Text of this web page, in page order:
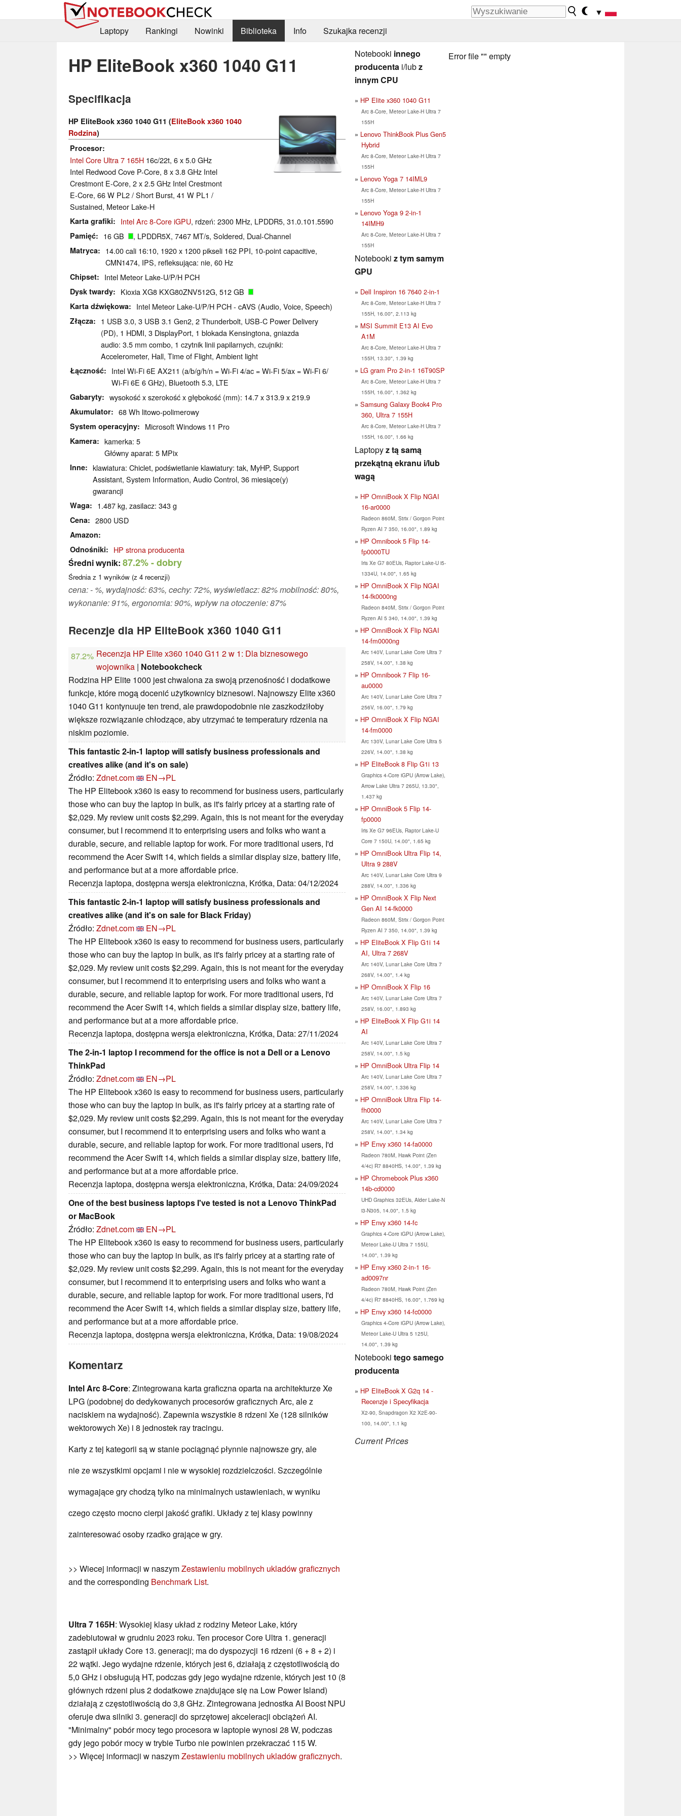
▼
Laptopy
Rankingi Nowinki Biblioteka Info Szukajka recenzji
HP EliteBook x360 1040 G11
Specifikacja
HP EliteBook x360 1040 G11 (EliteBook x360 1040
Rodzina)
Procesor
Intel Core Ultra 7 165H 16c/22t, 6 x 5.0 GHz
Intel Redwood Cove P-Core, 8 x 3.8 GHz Intel
Crestmont E-Core, 2 x 2.5 GHz Intel Crestmont
E-Core, 66 W PL2 / Short Burst, 41 W PL1 /
Sustained, Meteor Lake-H
Karta grafiki Intel Arc 8-Core iGPU, rdzeń: 2300 MHz, LPDDR5, 31.0.101.5590
Pamięć 16 GB , LPDDR5X, 7467 MT/s, Soldered, Dual-Channel
Matryca
14.00 cali 16:10, 1920 x 1200 pikseli 162 PPI, 10-point capacitive,
CMN1474, IPS, refleksująca: nie, 60 Hz
Chipset Intel Meteor Lake-U/P/H PCH
Dysk twardy Kioxia XG8 KXG80ZNV512G, 512 GB
Karta dźwiękowa Intel Meteor Lake-U/P/H PCH - cAVS (Audio, Voice, Speech)
Złącza
1 USB 3.0, 3 USB 3.1 Gen2, 2 Thunderbolt, USB-C Power Delivery
(PD), 1 HDMI, 3 DisplayPort, 1 blokada Kensingtona, gniazda
audio: 3.5 mm combo, 1 czytnik linii papilarnych, czujniki:
Accelerometer, Hall, Time of Flight, Ambient light
Łączność
Intel Wi-Fi 6E AX211 (a/b/g/h/n = Wi-Fi 4/ac = Wi-Fi 5/ax = Wi-Fi 6/
Wi-Fi 6E 6 GHz), Bluetooth 5.3, LTE
Gabaryty wysokość x szerokość x głębokość (mm): 14.7 x 313.9 x 219.9
Akumulator 68 Wh litowo-polimerowy
System operacyjny Microsoft Windows 11 Pro
Kamera
kamerka: 5
Główny aparat: 5 MPix
Inne
klawiatura: Chiclet, podświetlanie klawiatury: tak, MyHP, Support
Assistant, System Information, Audio Control, 36 miesiące(y)
gwarancji
Waga 1.487 kg, zasilacz: 343 g
Cena 2800 USD
Amazon
Odnośniki
HP strona producenta
Średni wynik: 87.2%- dobry
Średnia z 1 wyników (z 4 recenzji)
cena: - %, wydajność: 63%, cechy: 72%, wyświetlacz: 82% mobilność: 80%,
wykonanie: 91%, ergonomia: 90%, wpływ na otoczenie: 87%
Recenzje dla HP EliteBook x360 1040 G11
87.2% Recenzja HP Elite x360 1040 G11 2 w 1: Dla biznesowego
wojownika | Notebookcheck
Rodzina HP Elite 1000 jest chwalona za swoją przenośność i dodatkowe
funkcje, które mogą docenić użytkownicy biznesowi. Najnowszy Elite x360
1040 G11 kontynuuje ten trend, ale prawdopodobnie nie zaszkodziłoby
większe rozwiązanie chłodzące, aby utrzymać te temperatury rdzenia na
niskim poziomie.
This fantastic 2-in-1 laptop will satisfy business professionals and
creatives alike (and it's on sale)
Źródło: Zdnet.com
EN→PL
The HP Elitebook x360 is easy to recommend for business users, particularly
those who can buy the laptop in bulk, as it's fairly pricey at a starting rate of
$2,029. My review unit costs $2,299. Again, this is not meant for the everyday
consumer, but I recommend it to enterprising users and folks who want a
durable, secure, and reliable laptop for work. For more traditional users, I'd
recommend the Acer Swift 14, which fields a similar display size, battery life,
and performance but at a more affordable price.
Recenzja laptopa, dostępna wersja elektroniczna, Krótka, Data: 04/12/2024
This fantastic 2-in-1 laptop will satisfy business professionals and
creatives alike (and it's on sale for Black Friday)
Źródło: Zdnet.com
EN→PL
The HP Elitebook x360 is easy to recommend for business users, particularly
those who can buy the laptop in bulk, as it's fairly pricey at a starting rate of
$2,029. My review unit costs $2,299. Again, this is not meant for the everyday
consumer, but I recommend it to enterprising users and folks who want a
durable, secure, and reliable laptop for work. For more traditional users, I'd
recommend the Acer Swift 14, which fields a similar display size, battery life,
and performance but at a more affordable price.
Recenzja laptopa, dostępna wersja elektroniczna, Krótka, Data: 27/11/2024
The 2-in-1 laptop I recommend for the office is not a Dell or a Lenovo
ThinkPad
Źródło: Zdnet.com
EN→PL
The HP Elitebook x360 is easy to recommend for business users, particularly
those who can buy the laptop in bulk, as it's fairly pricey at a starting rate of
$2,029. My review unit costs $2,299. Again, this is not meant for the everyday
consumer, but I recommend it to enterprising users and folks who want a
durable, secure, and reliable laptop for work. For more traditional users, I'd
recommend the Acer Swift 14, which fields a similar display size, battery life,
and performance but at a more affordable price.
Recenzja laptopa, dostępna wersja elektroniczna, Krótka, Data: 24/09/2024
One of the best business laptops I've tested is not a Lenovo ThinkPad
or MacBook
Źródło: Zdnet.com
EN→PL
The HP Elitebook x360 is easy to recommend for business users, particularly
those who can buy the laptop in bulk, as it's fairly pricey at a starting rate of
$2,029. My review unit costs $2,299. Again, this is not meant for the everyday
consumer, but I recommend it to enterprising users and folks who want a
durable, secure, and reliable laptop for work. For more traditional users, I'd
recommend the Acer Swift 14, which fields a similar display size, battery life,
and performance but at a more affordable price.
Recenzja laptopa, dostępna wersja elektroniczna, Krótka, Data: 19/08/2024
Komentarz
Intel Arc 8-Core: Zintegrowana karta graficzna oparta na architekturze Xe
LPG (podobnej do dedykowanych procesorów graficznych Arc, ale z
naciskiem na wydajność). Zapewnia wszystkie 8 rdzeni Xe (128 silników
wektorowych Xe) i 8 jednostek ray tracingu.
Karty z tej kategorii są w stanie pociągnąć płynnie najnowsze gry, ale
nie ze wszystkimi opcjami i nie w wysokiej rozdzielczości. Szczególnie
wymagające gry chodzą tylko na minimalnych ustawieniach, w wyniku
czego często mocno cierpi jakość grafiki. Układy z tej klasy powinny
zainteresować osoby rzadko grające w gry.
>> Wiecej informacji w naszymZestawieniu mobilnych ukladów graficznych
and the corresponding Benchmark List.
Ultra 7 165H: Wysokiej klasy układ z rodziny Meteor Lake, który
zadebiutował w grudniu 2023 roku. Ten procesor Core Ultra 1. generacji
zastąpił układy Core 13. generacji; ma do dyspozycji 16 rdzeni (6 + 8 + 2) i
22 wątki. Jego wydajne rdzenie, których jest 6, działają z częstotliwością do
5,0 GHz i obsługują HT, podczas gdy jego wydajne rdzenie, których jest 10 (8
głównych rdzeni plus 2 dodatkowe znajdujące się na Low Power Island)
działają z częstotliwością do 3,8 GHz. Zintegrowana jednostka AI Boost NPU
oferuje dwa silniki 3. generacji do sprzętowej akceleracji obciążeń AI.
"Minimalny" pobór mocy tego procesora w laptopie wynosi 28 W, podczas
gdy jego pobór mocy w trybie Turbo nie powinien przekraczać 115 W.
>> Więcej informacji w naszymZestawieniu mobilnych ukladów graficznych.
Notebooki innego
producenta i/lubz
innym CPU
HP Elite x360 1040 G11
Arc 8-Core, Meteor Lake-H Ultra 7
155H
Lenovo ThinkBook Plus Gen5
Hybrid
Arc 8-Core, Meteor Lake-H Ultra 7
155H
Lenovo Yoga 7 14IML9
Arc 8-Core, Meteor Lake-H Ultra 7
155H
Lenovo Yoga 9 2-in-1
14IMH9
Arc 8-Core, Meteor Lake-H Ultra 7
155H
Notebooki z tym samym
GPU
Dell Inspiron 16 7640 2-in-1
Arc 8-Core, Meteor Lake-H Ultra 7
155H, 16.00", 2.113 kg
MSI Summit E13 AI Evo
A1M
Arc 8-Core, Meteor Lake-H Ultra 7
155H, 13.30", 1.39 kg
LG gram Pro 2-in-1 16T90SP
Arc 8-Core, Meteor Lake-H Ultra 7
155H, 16.00", 1.362 kg
Samsung Galaxy Book4 Pro
360, Ultra 7 155H
Arc 8-Core, Meteor Lake-H Ultra 7
155H, 16.00", 1.66 kg
Laptopyz tą samą
przekątną ekranu i/lub
wagą
HP OmniBook X Flip NGAI
16-ar0000
Radeon 860M, Strix / Gorgon Point
Ryzen AI 7 350, 16.00", 1.89 kg
HP Omnibook 5 Flip 14-
fp0000TU
Iris Xe G7 80EUs, Raptor Lake-U i5-
1334U, 14.00", 1.65 kg
HP OmniBook X Flip NGAI
14-fk0000ng
Radeon 840M, Strix / Gorgon Point
Ryzen AI 5 340, 14.00", 1.39 kg
HP OmniBook X Flip NGAI
14-fm0000ng
Arc 140V, Lunar Lake Core Ultra 7
258V, 14.00", 1.38 kg
HP Omnibook 7 Flip 16-
au0000
Arc 140V, Lunar Lake Core Ultra 7
256V, 16.00", 1.79 kg
HP OmniBook X Flip NGAI
14-fm0000
Arc 130V, Lunar Lake Core Ultra 5
226V, 14.00", 1.38 kg
HP EliteBook 8 Flip G1i 13
Graphics 4-Core iGPU (Arrow Lake),
Arrow Lake Ultra 7 265U, 13.30",
1.437 kg
HP OmniBook 5 Flip 14-
fp0000
Iris Xe G7 96EUs, Raptor Lake-U
Core 7 150U, 14.00", 1.65 kg
HP OmniBook Ultra Flip 14,
Ultra 9 288V
Arc 140V, Lunar Lake Core Ultra 9
288V, 14.00", 1.336 kg
HP OmniBook X Flip Next
Gen AI 14-fk0000
Radeon 860M, Strix / Gorgon Point
Ryzen AI 7 350, 14.00", 1.39 kg
HP EliteBook X Flip G1i 14
AI, Ultra 7 268V
Arc 140V, Lunar Lake Core Ultra 7
268V, 14.00", 1.4 kg
HP OmniBook X Flip 16
Arc 140V, Lunar Lake Core Ultra 7
258V, 16.00", 1.893 kg
HP EliteBook X Flip G1i 14
AI
Arc 140V, Lunar Lake Core Ultra 7
258V, 14.00", 1.5 kg
HP OmniBook Ultra Flip 14
Arc 140V, Lunar Lake Core Ultra 7
258V, 14.00", 1.336 kg
HP OmniBook Ultra Flip 14-
fh0000
Arc 140V, Lunar Lake Core Ultra 7
258V, 14.00", 1.34 kg
HP Envy x360 14-fa0000
Radeon 780M, Hawk Point (Zen
4/4c) R7 8840HS, 14.00", 1.39 kg
HP Chromebook Plus x360
14b-cd0000
UHD Graphics 32EUs, Alder Lake-N
i3-N305, 14.00", 1.5 kg
HP Envy x360 14-fc
Graphics 4-Core iGPU (Arrow Lake),
Meteor Lake-U Ultra 7 155U,
14.00", 1.39 kg
HP Envy x360 2-in-1 16-
ad0097nr
Radeon 780M, Hawk Point (Zen
4/4c) R7 8840HS, 16.00", 1.769 kg
HP Envy x360 14-fc0000
Graphics 4-Core iGPU (Arrow Lake),
Meteor Lake-U Ultra 5 125U,
14.00", 1.39 kg
Notebooki tego samego
producenta
HP EliteBook X G2q 14 -
Recenzje i Specyfikacja
X2-90, Snapdragon X2 X2E-90-
100, 14.00", 1.1 kg
Current Prices
Error file "" empty